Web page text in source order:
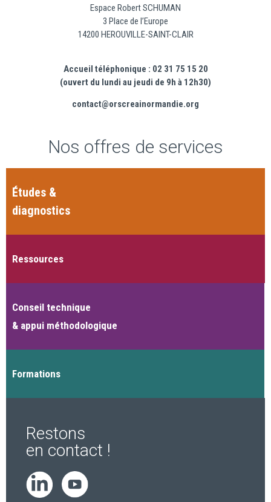
Espace Robert SCHUMAN
3 Place de l’Europe
14200 HEROUVILLE-SAINT-CLAIR
Accueil téléphonique : 02 31 75 15 20
(ouvert du lundi au jeudi de 9h à 12h30)
contact@orscreainormandie.org
Nos offres de services
Études &
diagnostics
Ressources
Conseil technique
& appui méthodologique
Formations
Restons
en contact !